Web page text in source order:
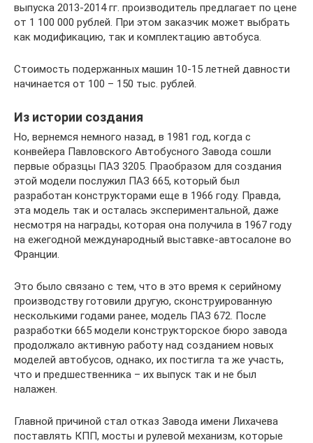
выпуска 2013-2014 гг. производитель предлагает по цене
от 1 100 000 рублей. При этом заказчик может выбрать
как модификацию, так и комплектацию автобуса.
Стоимость подержанных машин 10-15 летней давности
начинается от 100 – 150 тыс. рублей.
Из истории создания
Но, вернемся немного назад, в 1981 год, когда с
конвейера Павловского Автобусного Завода сошли
первые образцы ПАЗ 3205. Праобразом для создания
этой модели послужил ПАЗ 665, который был
разработан конструкторами еще в 1966 году. Правда,
эта модель так и осталась экспериментальной, даже
несмотря на награды, которая она получила в 1967 году
на ежегодной международный выставке-автосалоне во
Франции.
Это было связано с тем, что в это время к серийному
производству готовили другую, сконструированную
несколькими годами ранее, модель ПАЗ 672. После
разработки 665 модели конструкторское бюро завода
продолжало активную работу над созданием новых
моделей автобусов, однако, их постигла та же участь,
что и предшественника – их выпуск так и не был
налажен.
Главной причиной стал отказ Завода имени Лихачева
поставлять КПП, мосты и рулевой механизм, которые